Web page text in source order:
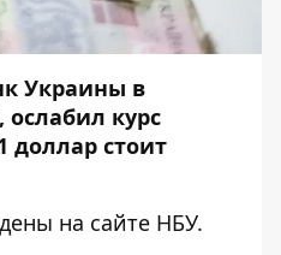
Украины в
ослабил курс
доллар стоит
на сайте НБУ.